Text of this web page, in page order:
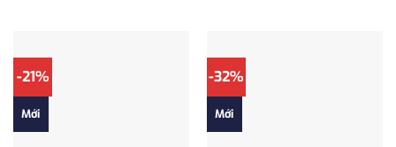
-21%
Mới
-32%
Mới